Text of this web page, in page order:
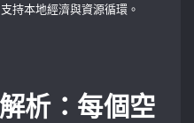
支持本地經濟與資源循環。
析：每個空